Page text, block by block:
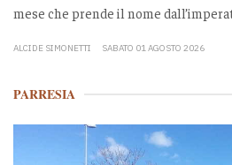
mese che prende il nome
ALCIDE SIMONETTI SABATO 01 AGOSTO 2026
PARRESIA